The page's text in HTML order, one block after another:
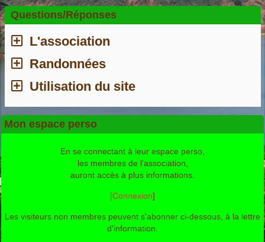
Questions/Réponses
L'association
Randonnées
Utilisation du site
Mon espace perso
En se connectant à leur espace perso,
les membres de l'association,
auront accès à plus informations.
[Connexion]
Les visiteurs non membres peuvent s'abonner ci-dessous, à la lettre
d'information.